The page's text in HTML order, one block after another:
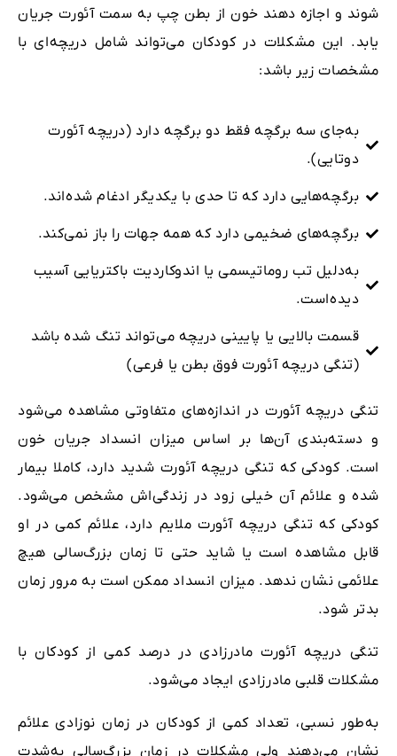
شوند و اجازه دهند خون از بطن چپ به سمت آئورت جریان
یابد. این مشکلات در کودکان می‌تواند شامل دریچه‌ای با
مشخصات زیر باشد:
به‌جای سه برگچه فقط دو برگچه دارد (دریچه آئورت
دوتایی).
برگچه‌هایی دارد که تا حدی با یکدیگر ادغام شده‌اند.
برگچه‌های ضخیمی دارد که همه جهات را باز نمی‌کند.
به‌دلیل تب روماتیسمی یا اندوکاردیت باکتریایی آسیب
دیده‌است.
قسمت بالایی یا پایینی دریچه می‌تواند تنگ شده ‌باشد
(تنگی دریچه آئورت فوق بطن یا فرعی)
تنگی دریچه آئورت در اندازه‌های متفاوتی مشاهده می‌شود
و دسته‌بندی آن‌ها بر اساس میزان انسداد جریان خون
است. کودکی که تنگی دریچه آئورت شدید دارد، کاملا بیمار
شده و علائم آن خیلی زود در زندگی‌اش مشخص می‌شود.
کودکی که تنگی دریچه آئورت ملایم دارد، علائم کمی در او
قابل مشاهده است یا شاید حتی تا زمان بزرگ‌سالی هیچ
علائمی نشان ندهد. میزان انسداد ممکن است به مرور زمان
بدتر شود.
تنگی دریچه آئورت مادرزادی در درصد کمی از کودکان با
مشکلات قلبی مادرزادی ایجاد می‌شود.
به‌طور نسبی، تعداد کمی از کودکان در زمان نوزادی علائم
نشان می‌دهند ولی مشکلات در زمان بزرگ‌سالی به‌شدت